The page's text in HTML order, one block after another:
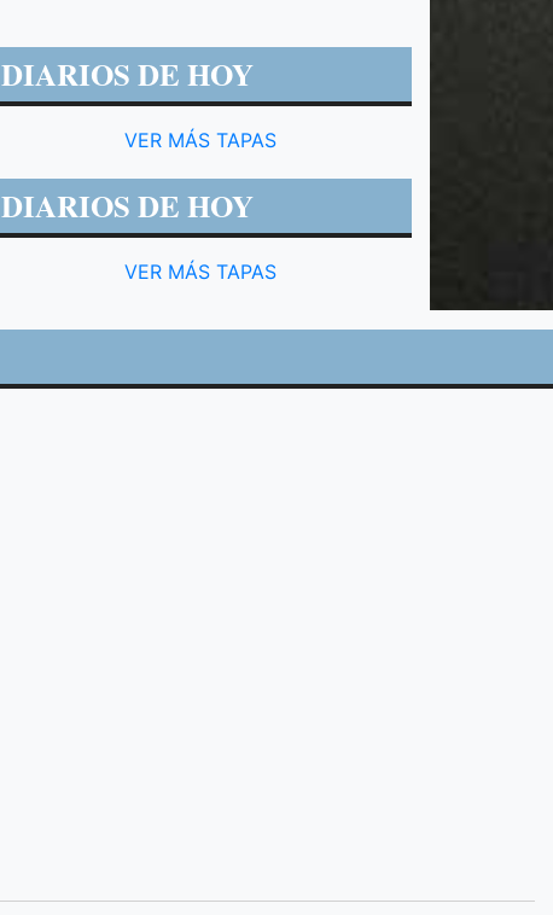
DIARIOS DE HOY
VER MÁS TAPAS
DIARIOS DE HOY
VER MÁS TAPAS